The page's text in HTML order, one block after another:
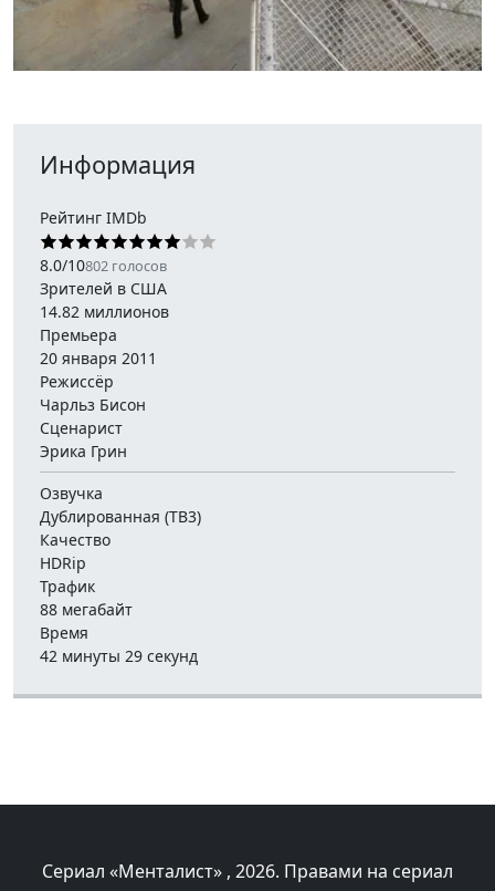
Информация
Рейтинг IMDb
8.0/10802 голосов
Зрителей в США
14.82 миллионов
Премьера
20 января 2011
Режиссёр
Чарльз Бисон
Сценарист
Эрика Грин
Озвучка
Дублированная (ТВ3)
Качество
HDRip
Трафик
88 мегабайт
Время
42 минуты 29 секунд
Сериал «Менталист» , 2026. Правами на сериал